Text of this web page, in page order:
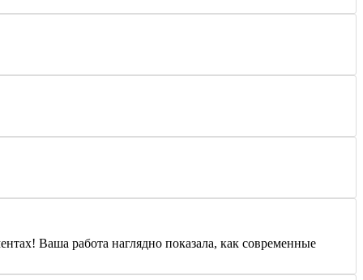
Ваша работа наглядно показала, как современные